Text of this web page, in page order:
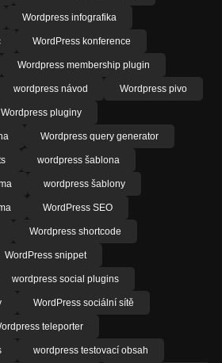
Wordpress infografika
WordPress konference
Wordpress membership plugin
wordpress návod Wordpress pivo
Wordpress pluginy
Wordpress query generator
wordpress šablona
wordpress šablony
WordPress SEO
Wordpress shortcode
WordPress snippet
wordpress social plugins
WordPress sociální sítě
teleporter
wordpress testovací obsah